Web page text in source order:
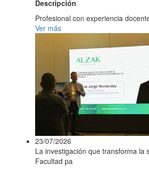
Descripción
Profesional con experiencia
Ver más
23/07/2026
La investigación que transforma la
Facultad pa